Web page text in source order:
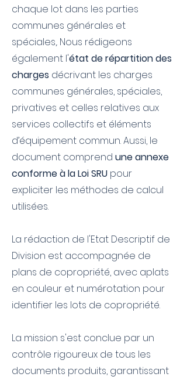
chaque lot dans les parties
communes générales et
spéciales,. Nous rédigeons
également l'état de répartition des
charges décrivant les charges
communes générales, spéciales,
privatives et celles relatives aux
services collectifs et éléments
d’équipement commun. Aussi, le
document comprend une annexe
conforme à la Loi SRU pour
expliciter les méthodes de calcul
utilisées.
La rédaction de l'Etat Descriptif de
Division est accompagnée de
plans de copropriété, avec aplats
en couleur et numérotation pour
identifier les lots de copropriété.
La mission s'est conclue par un
contrôle rigoureux de tous les
documents produits, garantissant